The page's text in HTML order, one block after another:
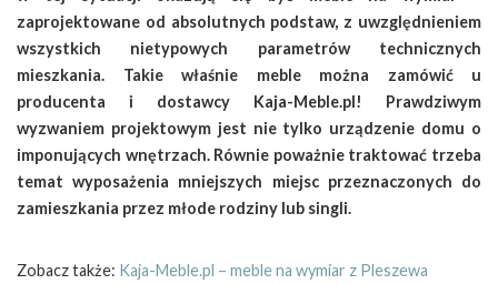
zaprojektowane od absolutnych podstaw, z uwzględnieniem
wszystkich nietypowych parametrów technicznych
mieszkania. Takie właśnie meble można zamówić u
producenta i dostawcy Kaja-Meble.pl! Prawdziwym
wyzwaniem projektowym jest nie tylko urządzenie domu o
imponujących wnętrzach. Równie poważnie traktować trzeba
temat wyposażenia mniejszych miejsc przeznaczonych do
zamieszkania przez młode rodziny lub singli.
Zobacz także: Kaja-Meble.pl – meble na wymiar z Pleszewa